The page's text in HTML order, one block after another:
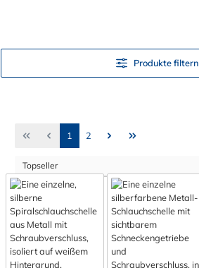
Produkte filtern
Seite
1 Seite
2